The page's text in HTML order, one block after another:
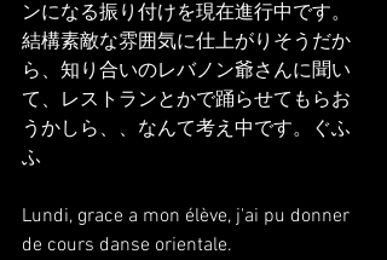
ンになる振り付けを現在進行中です。
結構素敵な雰囲気に仕上がりそうだか
ら、知り合いのレバノン爺さんに聞い
て、レストランとかで踊らせてもらお
うかしら、、なんて考え中です。ぐふ
ふ
Lundi, grace a mon élève, j'ai pu donner
de cours danse orientale.